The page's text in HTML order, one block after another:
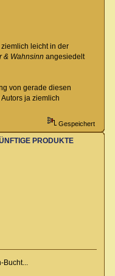
leicht in der
& Wahnsinn angesiedelt
von gerade diesen
ja ziemlich
Gespeichert
PRODUKTE